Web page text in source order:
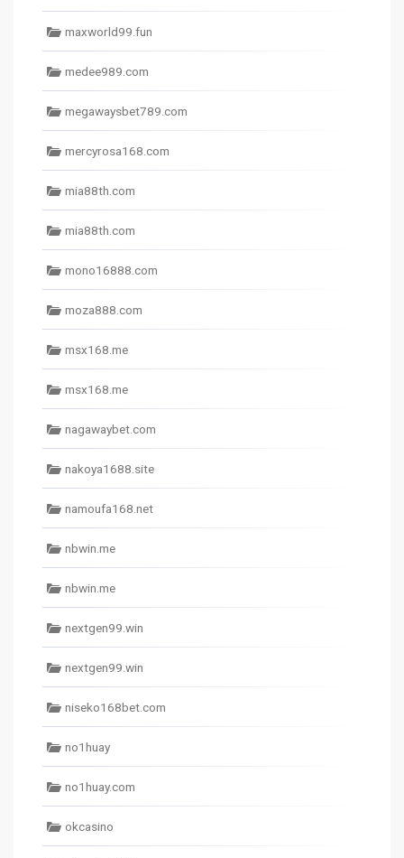
maxworld99.fun
medee989.com
megawaysbet789.com
mercyrosa168.com
mia88th.com
mia88th.com
mono16888.com
moza888.com
msx168.me
msx168.me
nagawaybet.com
nakoya1688.site
namoufa168.net
nbwin.me
nbwin.me
nextgen99.win
nextgen99.win
niseko168bet.com
no1huay
no1huay.com
okcasino